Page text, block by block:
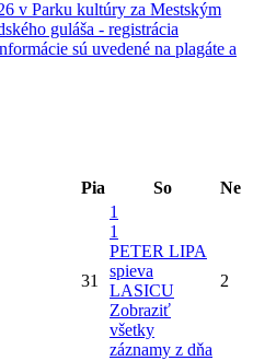
v Parku kultúry za Mestským
guláša - registrácia
sú uvedené na plagáte a
Pia So Ne
31
1
1
PETER LIPA
spieva
LASICU
Zobraziť
všetky
záznamy z dňa
2